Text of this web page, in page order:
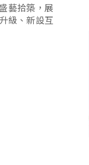
藝拾築，展
級、新設互